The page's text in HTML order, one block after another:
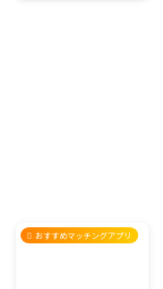
おすすめマッチングアプリ